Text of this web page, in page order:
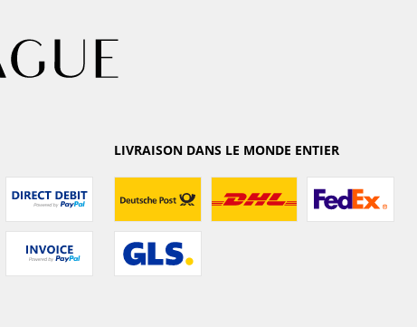
LIVRAISON DANS LE MONDE ENTIER